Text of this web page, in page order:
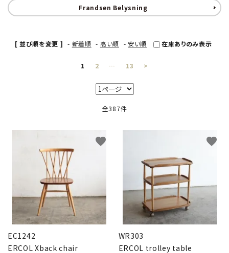
デザイナーまとめ
INFORMATION
ACCOUNT MENU
ようこそ ゲスト 様
Frandsen Belysning
[ 並び順を変更 ] - 新着順 - 高い順 - 安い順 在庫ありのみ表示
1 2 … 13 >
全387件
EC1242
ERCOL Xback chair
favorite
WR303
ERCOL trolley table
favorite